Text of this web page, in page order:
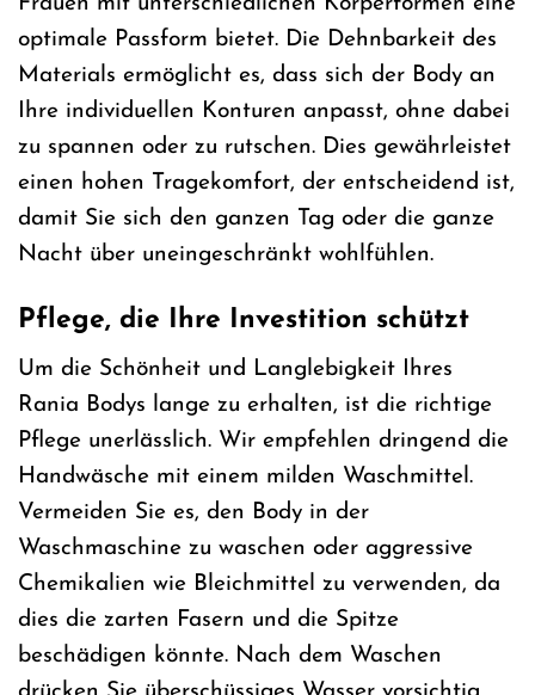
optimale Passform bietet. Die Dehnbarkeit des
Materials ermöglicht es, dass sich der Body an
Ihre individuellen Konturen anpasst, ohne dabei
zu spannen oder zu rutschen. Dies gewährleistet
einen hohen Tragekomfort, der entscheidend ist,
damit Sie sich den ganzen Tag oder die ganze
Nacht über uneingeschränkt wohlfühlen.
Pflege, die Ihre Investition schützt
Um die Schönheit und Langlebigkeit Ihres
Rania Bodys lange zu erhalten, ist die richtige
Pflege unerlässlich. Wir empfehlen dringend die
Handwäsche mit einem milden Waschmittel.
Vermeiden Sie es, den Body in der
Waschmaschine zu waschen oder aggressive
Chemikalien wie Bleichmittel zu verwenden, da
dies die zarten Fasern und die Spitze
beschädigen könnte. Nach dem Waschen